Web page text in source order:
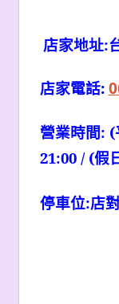
店家地址:
店家電話:
營業時間: (
21:00 / (假
停車位:店